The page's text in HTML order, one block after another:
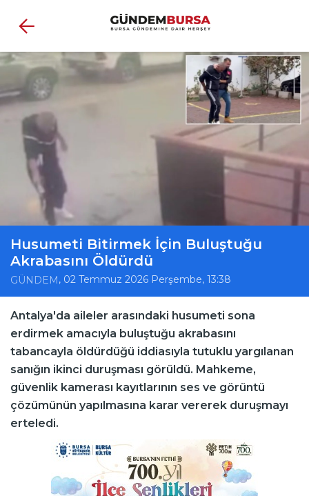
Husumeti Bitirmek İçin Buluştuğu
Akrabasını Öldürdü
GÜNDEM , 02 Temmuz 2026 Perşembe, 13:38
Antalya'da aileler arasındaki husumeti sona
erdirmek amacıyla buluştuğu akrabasını
tabancayla öldürdüğü iddiasıyla tutuklu yargılanan
sanığın ikinci duruşması görüldü. Mahkeme,
güvenlik kamerası kayıtlarının ses ve görüntü
çözümünün yapılmasına karar vererek duruşmayı
erteledi.